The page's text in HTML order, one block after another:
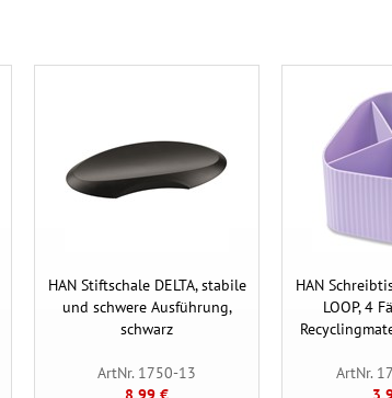
HAN Stiftschale DELTA, stabile
und schwere Ausführung,
schwarz
ArtNr. 1750-13
HAN
LOOP, 4
ArtNr.